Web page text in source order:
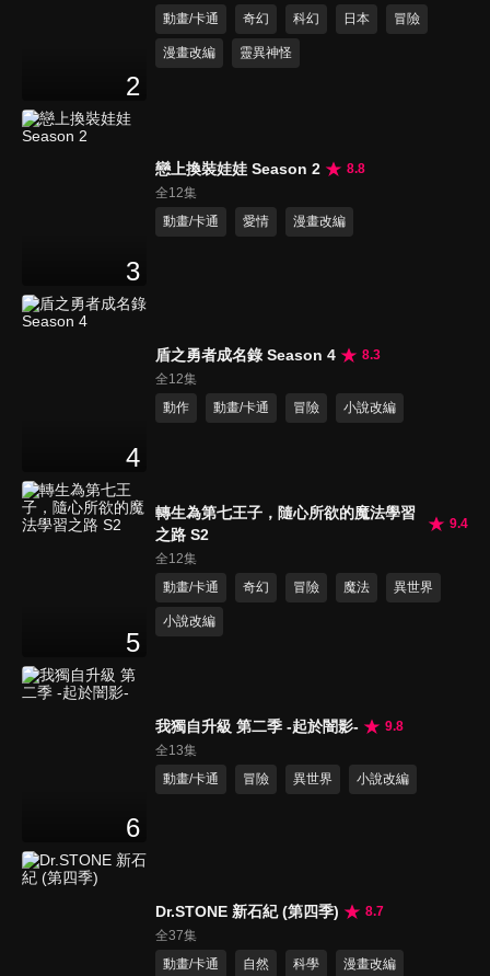
2
動畫/卡通
奇幻 科幻 日本 冒險
漫畫改編 靈異神怪
3
戀上換裝娃娃 Season 2
8.8
全12集
動畫/卡通
愛情 漫畫改編
4
盾之勇者成名錄 Season 4
8.3
全12集
動作
動畫/卡通 冒險 小說改編
5
轉生為第七王子，隨心所欲的魔法學習
之路 S2
9.4
全12集
動畫/卡通
奇幻 冒險 魔法 異世界
小說改編
6
我獨自升級 第二季 -起於闇影-
9.8
全13集
動畫/卡通
冒險 異世界 小說改編
Dr.STONE 新石紀 (第四季)
8.7
全37集
動畫/卡通
自然 科學 漫畫改編